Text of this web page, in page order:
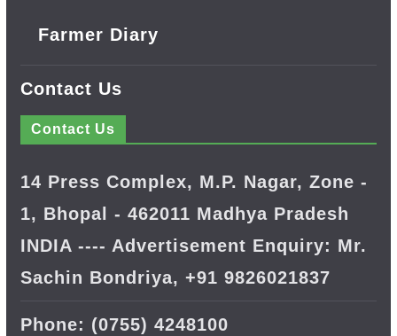
Farmer Diary
Contact Us
Contact Us
14 Press Complex, M.P. Nagar, Zone -
1, Bhopal - 462011 Madhya Pradesh
INDIA ---- Advertisement Enquiry: Mr.
Sachin Bondriya, +91 9826021837
Phone: (0755) 4248100